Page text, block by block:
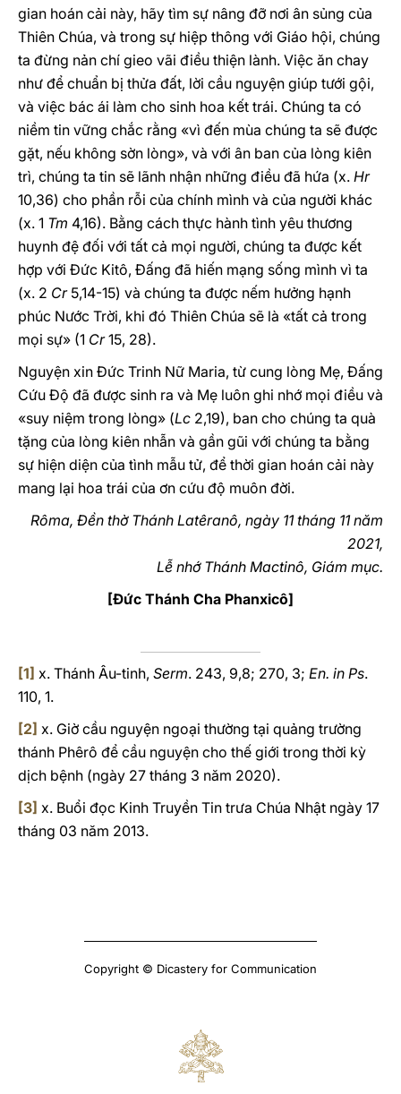
gian hoán cải này, hãy tìm sự nâng đỡ nơi ân sủng của
Thiên Chúa, và trong sự hiệp thông với Giáo hội, chúng
ta đừng nản chí gieo vãi điều thiện lành. Việc ăn chay
như để chuẩn bị thửa đất, lời cầu nguyện giúp tưới gội,
và việc bác ái làm cho sinh hoa kết trái. Chúng ta có
niềm tin vững chắc rằng «vì đến mùa chúng ta sẽ được
gặt, nếu không sờn lòng», và với ân ban của lòng kiên
trì, chúng ta tin sẽ lãnh nhận những điều đã hứa (x. Hr
10,36) cho phần rỗi của chính mình và của người khác
(x. 1 Tm 4,16). Bằng cách thực hành tình yêu thương
huynh đệ đối với tất cả mọi người, chúng ta được kết
hợp với Đức Kitô, Đấng đã hiến mạng sống mình vì ta
(x. 2 Cr5,14-15) và chúng ta được nếm hưởng hạnh
phúc Nước Trời, khi đó Thiên Chúa sẽ là «tất cả trong
mọi sự» (1 Cr15, 28).
Nguyện xin Đức Trinh Nữ Maria, từ cung lòng Mẹ, Đấng
Cứu Độ đã được sinh ra và Mẹ luôn ghi nhớ mọi điều và
«suy niệm trong lòng» (Lc 2,19), ban cho chúng ta quà
tặng của lòng kiên nhẫn và gần gũi với chúng ta bằng
sự hiện diện của tình mẫu tử, để thời gian hoán cải này
mang lại hoa trái của ơn cứu độ muôn đời.
Rôma, Đền thờ Thánh Latêranô, ngày 11 tháng 11 năm
2021,
Lễ nhớ Thánh Mactinô, Giám mục.
[Đức Thánh Cha Phanxicô]
[1] x. Thánh Âu-tinh, Serm. 243, 9,8; 270, 3; En. in Ps.
110, 1.
[2] x. Giờ cầu nguyện ngoại thường tại quảng trường
thánh Phêrô để cầu nguyện cho thế giới trong thời kỳ
dịch bệnh (ngày 27 tháng 3 năm 2020).
[3] x. Buổi đọc Kinh Truyền Tin trưa Chúa Nhật ngày 17
tháng 03 năm 2013.
Copyright © Dicastery for Communication